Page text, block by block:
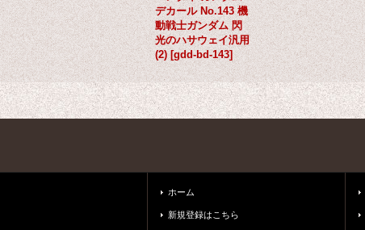
デカール No.143 機
動戦士ガンダム 閃
光のハサウェイ汎用
(2) [gdd-bd-143]
ホーム
新規登録はこちら